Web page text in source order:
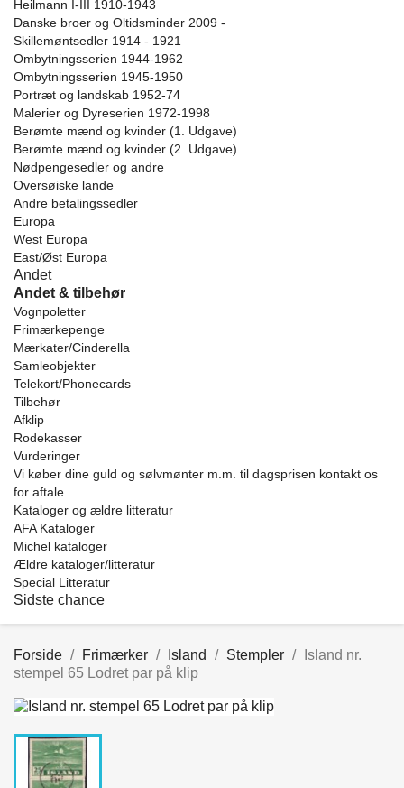
Heilmann I-III 1910-1943
Danske broer og Oltidsminder 2009 -
Skillemøntsedler 1914 - 1921
Ombytningsserien 1944-1962
Ombytningsserien 1945-1950
Portræt og landskab 1952-74
Malerier og Dyreserien 1972-1998
Berømte mænd og kvinder (1. Udgave)
Berømte mænd og kvinder (2. Udgave)
Nødpengesedler og andre
Oversøiske lande
Andre betalingssedler
Europa
West Europa
East/Øst Europa
Andet
Andet & tilbehør
Vognpoletter
Frimærkepenge
Mærkater/Cinderella
Samleobjekter
Telekort/Phonecards
Tilbehør
Afklip
Rodekasser
Vurderinger
Vi køber dine guld og sølvmønter m.m. til dagsprisen kontakt os
for aftale
Kataloger og ældre litteratur
AFA Kataloger
Michel kataloger
Ældre kataloger/litteratur
Special Litteratur
Sidste chance
Forside Frimærker Island Stempler
Island nr.
stempel 65 Lodret par på klip